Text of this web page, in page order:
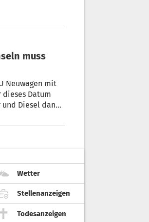
mit
Datum
Diesel dann
Wetter
Stellenanzeigen
Todesanzeigen